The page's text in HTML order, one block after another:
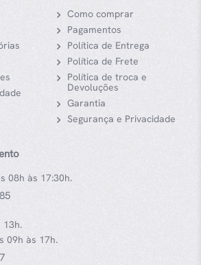
Como comprar
Pagamentos
Política de Entrega
Política de Frete
Política de troca e
Devoluções
Garantia
Segurança e Privacidade
08h às 17:30h.
13h.
09h às 17h.